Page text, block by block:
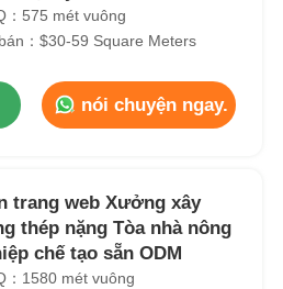
：575 mét vuông
：$30-59 Square Meters
nói chuyện ngay.
trang web Xưởng xây
thép nặng Tòa nhà nông
chế tạo sẵn ODM
：1580 mét vuông